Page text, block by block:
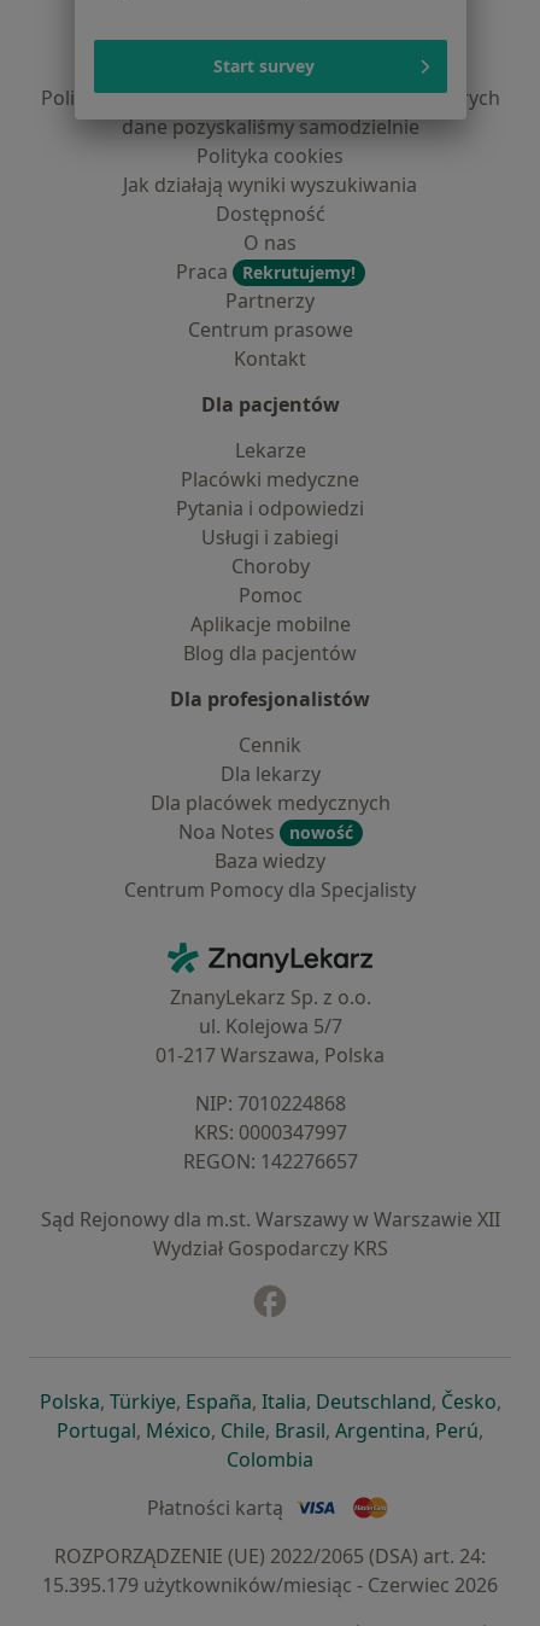
Polityka prywatności pacjentów
Polityka prywatności profesjonalistów
Polityka prywatności dla profesjonalistów, których
dane pozyskaliśmy samodzielnie
Polityka cookies
Jak działają wyniki wyszukiwania
Dostępność
O nas
Praca
Rekrutujemy!
Partnerzy
Centrum prasowe
Kontakt
Dla pacjentów
Lekarze
Placówki medyczne
Pytania i odpowiedzi
Usługi i zabiegi
Choroby
Pomoc
Aplikacje mobilne
Blog dla pacjentów
Dla profesjonalistów
Cennik
Dla lekarzy
Dla placówek medycznych
Noa Notes
nowość
Baza wiedzy
Centrum Pomocy dla Specjalisty
ZnanyLekarz - Strona główna
ZnanyLekarz Sp. z o.o.
ul. Kolejowa 5/7
01-217 Warszawa, Polska
NIP: ⁠7010224868
KRS: ⁠0000347997
REGON: ⁠142276657
Sąd Rejonowy dla m.st. Warszawy w Warszawie XII
Wydział Gospodarczy KRS
Polskaotwiera się w nowej karcie
, Türkiyeotwiera się w nowej karcie
, Españaotwiera się w nowej karcie
, Italiaotwiera się w nowej
, Deutschlandotwiera się
, Česko,
Portugalotwiera się w nowej karcie
, Méxicootwiera się w nowej karcie
, Chileotwiera się w nowej karcie
, Brasilotwiera się w nowej
, Argentinaotwiera się
, Perú,
Colombia
Płatności kartą
ROZPORZĄDZENIE (UE) 2022/2065 (DSA) art. 24:
15.395.179 użytkowników/miesiąc - Czerwiec 2026
Start survey